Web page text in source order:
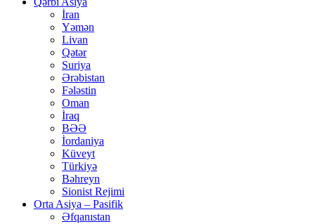
İran
Yəmən
Livan
Qətər
Suriya
Ərəbistan
Fələstin
Oman
İraq
BƏƏ
İordaniya
Küveyt
Türkiyə
Bəhreyn
Sionist Rejimi
Orta Asiya – Pasifik
Əfqanıstan